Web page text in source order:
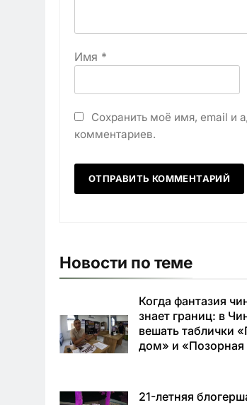
Имя *
Сохранить моё имя, email и
комментариев.
Новости по теме
Когда фантазия
знает границ: в
вешать таблички
дом» и «Позорная
21-летняя